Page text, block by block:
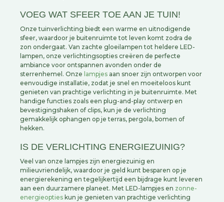
VOEG WAT SFEER TOE AAN JE TUIN!
Onze tuinverlichting biedt een warme en uitnodigende
sfeer, waardoor je buitenruimte tot leven komt zodra de
zon ondergaat. Van zachte gloeilampen tot heldere LED-
lampen, onze verlichtingsopties creëren de perfecte
ambiance voor ontspannen avonden onder de
sterrenhemel. Onze lampjes aan snoer zijn ontworpen voor
eenvoudige installatie, zodat je snel en moeiteloos kunt
genieten van prachtige verlichting in je buitenruimte. Met
handige functies zoals een plug-and-play ontwerp en
bevestigingshaken of clips, kun je de verlichting
gemakkelijk ophangen op je terras, pergola, bomen of
hekken.
IS DE VERLICHTING ENERGIEZUINIG?
Veel van onze lampjes zijn energiezuinig en
milieuvriendelijk, waardoor je geld kunt besparen op je
energierekening en tegelijkertijd een bijdrage kunt leveren
aan een duurzamere planeet. Met LED-lampjes en zonne-
energieopties kun je genieten van prachtige verlichting